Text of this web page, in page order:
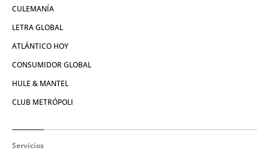
CULEMANÍA
LETRA GLOBAL
ATLÁNTICO HOY
CONSUMIDOR GLOBAL
HULE & MANTEL
CLUB METRÓPOLI
Servicios